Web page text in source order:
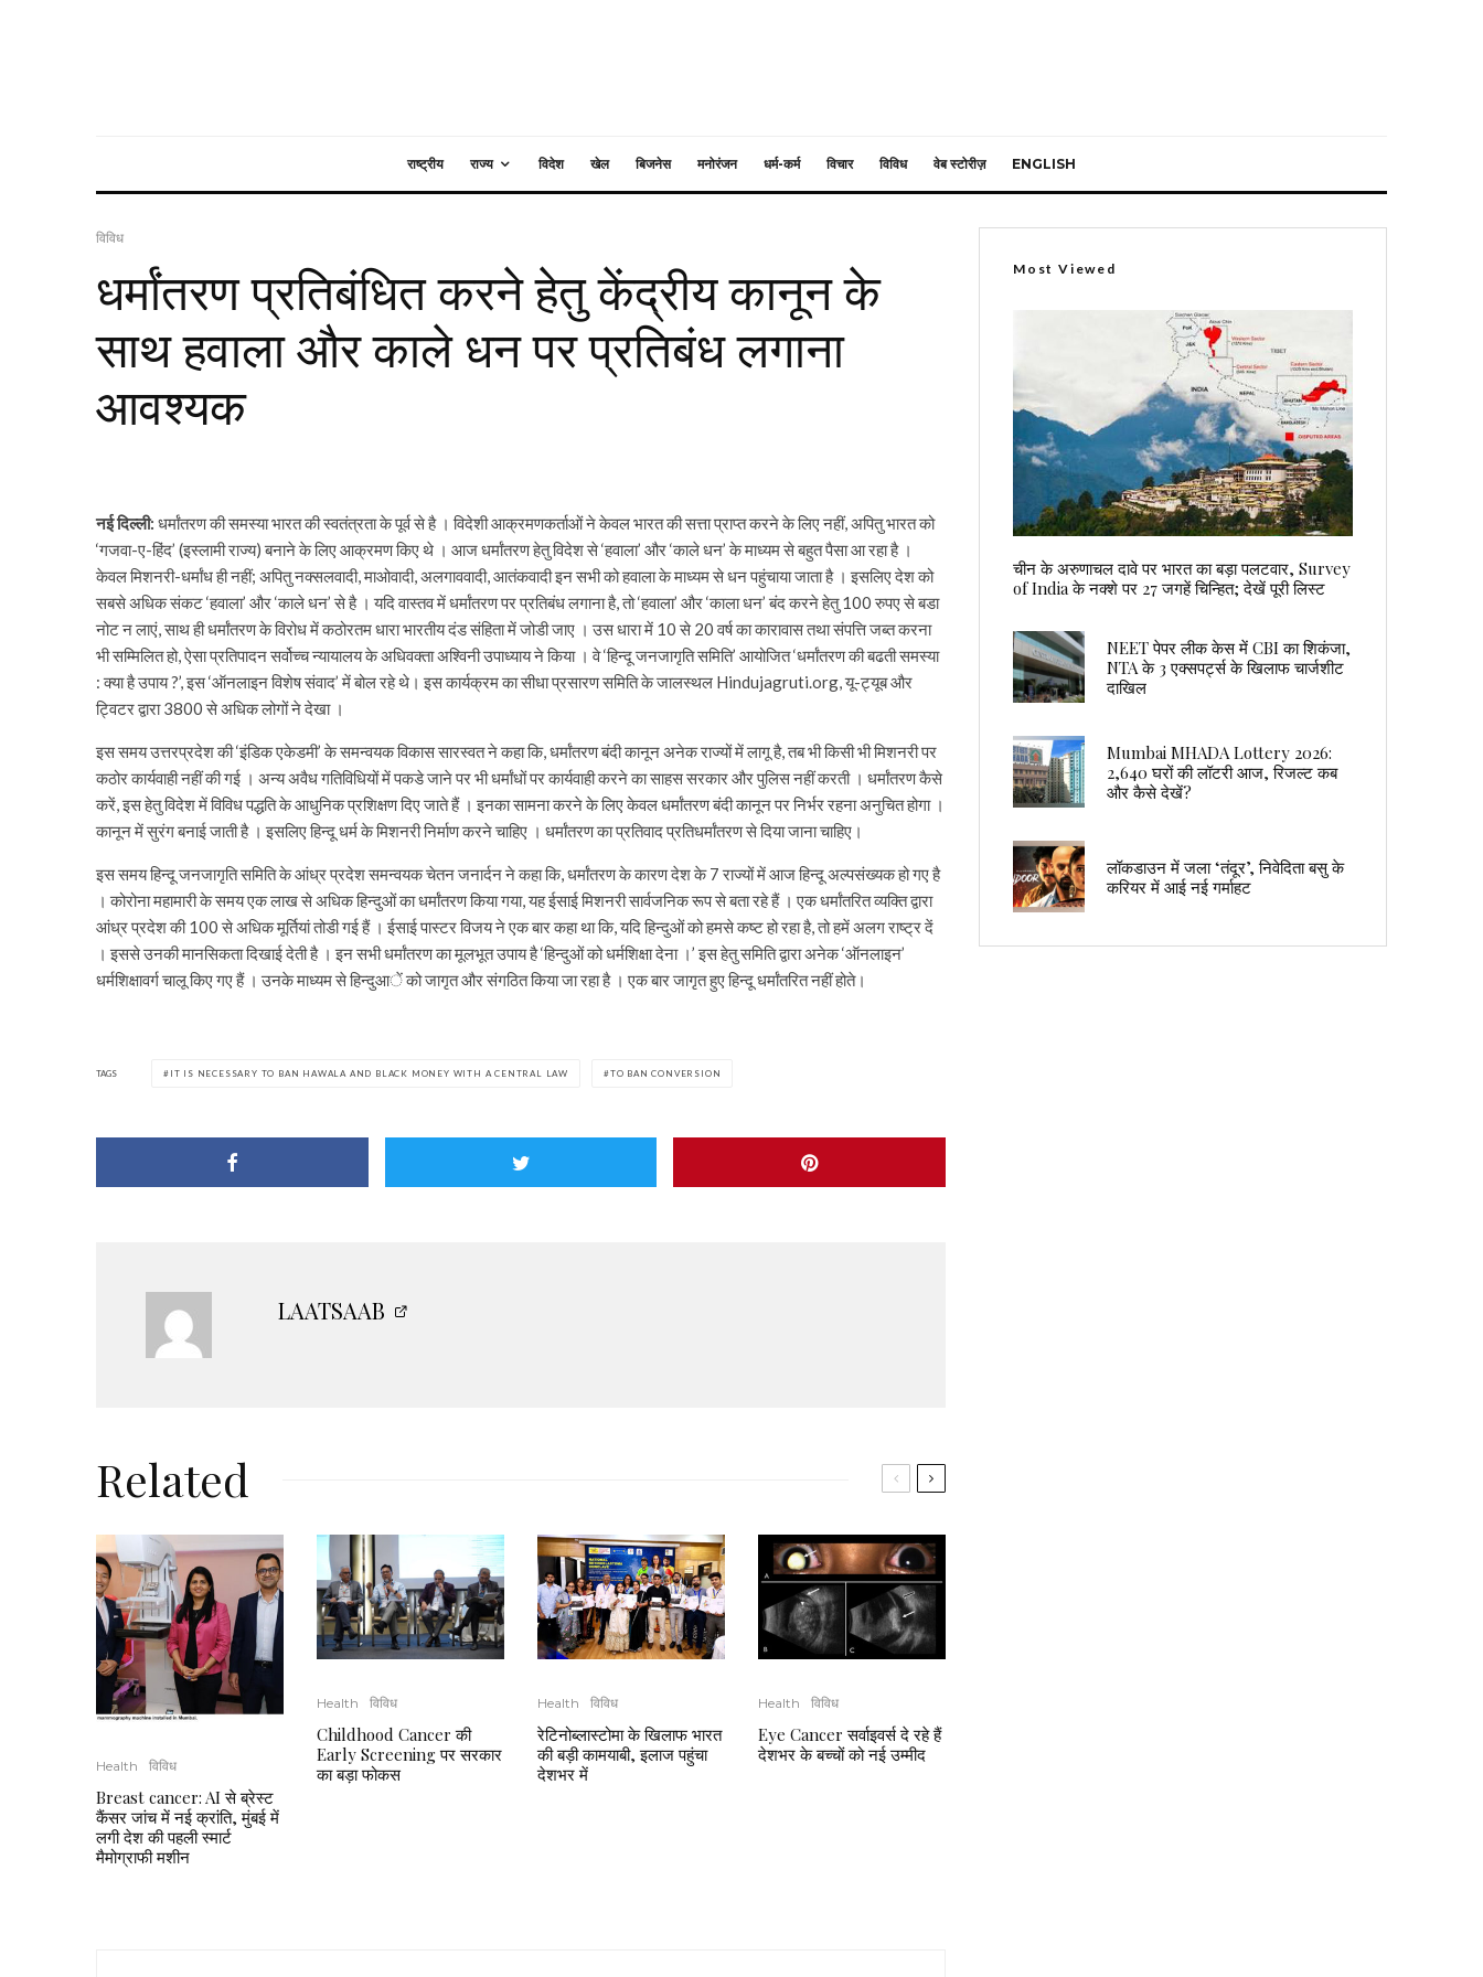
राष्ट्रीय राज्य विदेश खेल बिजनेस मनोरंजन धर्म-कर्म विचार विविध वेब स्टोरीज़ ENGLISH
विविध
धर्मांतरण प्रतिबंधित करने हेतु केंद्रीय कानून के
साथ हवाला और काले धन पर प्रतिबंध लगाना
आवश्यक
नई दिल्ली: धर्मांतरण की समस्या भारत की स्वतंत्रता के पूर्व से है । विदेशी आक्रमणकर्ताओं ने केवल भारत की सत्ता प्राप्त करने के लिए नहीं, अपितु भारत को
‘गजवा-ए-हिंद’ (इस्लामी राज्य) बनाने के लिए आक्रमण किए थे । आज धर्मांतरण हेतु विदेश से ‘हवाला’ और ‘काले धन’ के माध्यम से बहुत पैसा आ रहा है ।
केवल मिशनरी-धर्मांध ही नहीं; अपितु नक्सलवादी, माओवादी, अलगाववादी, आतंकवादी इन सभी को हवाला के माध्यम से धन पहुंचाया जाता है । इसलिए देश को
सबसे अधिक संकट ‘हवाला’ और ‘काले धन’ से है । यदि वास्तव में धर्मांतरण पर प्रतिबंध लगाना है, तो ‘हवाला’ और ‘काला धन’ बंद करने हेतु 100 रुपए से बडा
नोट न लाएं, साथ ही धर्मांतरण के विरोध में कठोरतम धारा भारतीय दंड संहिता में जोडी जाए । उस धारा में 10 से 20 वर्ष का कारावास तथा संपत्ति जब्त करना
भी सम्मिलित हो, ऐसा प्रतिपादन सर्वोच्च न्यायालय के अधिवक्ता अश्‍विनी उपाध्याय ने किया । वे ‘हिन्दू जनजागृति समिति’ आयोजित ‘धर्मांतरण की बढती समस्या
: क्या है उपाय ?’, इस ‘ऑनलाइन विशेष संवाद’ में बोल रहे थे। इस कार्यक्रम का सीधा प्रसारण समिति के जालस्थल Hindujagruti.org, यू-ट्यूब और
ट्विटर द्वारा 3800 से अधिक लोगों ने देखा ।
इस समय उत्तरप्रदेश की ‘इंडिक एकेडमी’ के समन्वयक विकास सारस्वत ने कहा कि, धर्मांतरण बंदी कानून अनेक राज्यों में लागू है, तब भी किसी भी मिशनरी पर
कठोर कार्यवाही नहीं की गई । अन्य अवैध गतिविधियों में पकडे जाने पर भी धर्मांधों पर कार्यवाही करने का साहस सरकार और पुलिस नहीं करती । धर्मांतरण कैसे
करें, इस हेतु विदेश में विविध पद्धति के आधुनिक प्रशिक्षण दिए जाते हैं । इनका सामना करने के लिए केवल धर्मांतरण बंदी कानून पर निर्भर रहना अनुचित होगा ।
कानून में सुरंग बनाई जाती है । इसलिए हिन्दू धर्म के मिशनरी निर्माण करने चाहिए । धर्मांतरण का प्रतिवाद प्रतिधर्मांतरण से दिया जाना चाहिए।
इस समय हिन्दू जनजागृति समिति के आंध्र प्रदेश समन्वयक चेतन जनार्दन ने कहा कि, धर्मांतरण के कारण देश के 7 राज्यों में आज हिन्दू अल्पसंख्यक हो गए है
। कोरोना महामारी के समय एक लाख से अधिक हिन्दुओं का धर्मांतरण किया गया, यह ईसाई मिशनरी सार्वजनिक रूप से बता रहे हैं । एक धर्मांतरित व्यक्ति द्वारा
आंध्र प्रदेश की 100 से अधिक मूर्तियां तोडी गई हैं । ईसाई पास्टर विजय ने एक बार कहा था कि, यदि हिन्दुओं को हमसे कष्ट हो रहा है, तो हमें अलग राष्ट्र दें
। इससे उनकी मानसिकता दिखाई देती है । इन सभी धर्मांतरण का मूलभूत उपाय है ‘हिन्दुओं को धर्मशिक्षा देना ।’ इस हेतु समिति द्वारा अनेक ‘ऑनलाइन’
धर्मशिक्षावर्ग चालू किए गए हैं । उनके माध्यम से हिन्दुआें को जागृत और संगठित किया जा रहा है । एक बार जागृत हुए हिन्दू धर्मांतरित नहीं होते।
TAGS IT IS NECESSARY TO BAN HAWALA AND BLACK MONEY WITH A CENTRAL LAW TO BAN CONVERSION
LAATSAAB
Related
Health विविध
Breast cancer: AI से ब्रेस्ट
कैंसर जांच में नई क्रांति, मुंबई में
लगी देश की पहली स्मार्ट
मैमोग्राफी मशीन
Health विविध
Childhood Cancer की
Early Screening पर सरकार
का बड़ा फोकस
Health विविध
रेटिनोब्लास्टोमा के खिलाफ भारत
की बड़ी कामयाबी, इलाज पहुंचा
देशभर में
Health विविध
Eye Cancer सर्वाइवर्स दे रहे हैं
देशभर के बच्चों को नई उम्मीद
Most Viewed
चीन के अरुणाचल दावे पर भारत का बड़ा पलटवार, Survey
of India के नक्शे पर 27 जगहें चिन्हित; देखें पूरी लिस्ट
NEET पेपर लीक केस में CBI का शिकंजा,
NTA के 3 एक्सपर्ट्स के खिलाफ चार्जशीट
दाखिल
Mumbai MHADA Lottery 2026:
2,640 घरों की लॉटरी आज, रिजल्ट कब
और कैसे देखें?
लॉकडाउन में जला ‘तंदूर’, निवेदिता बसु के
करियर में आई नई गर्माहट